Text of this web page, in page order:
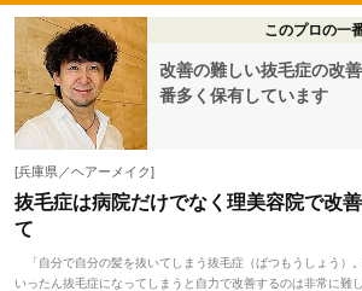
このプロの一
改善の難しい抜毛症の改
番多く保有しています
[兵庫県／ヘアーメイク]
抜毛症は病院だけでなく理美容院で改
て
「自分で自分の髪を抜いてしまう抜毛症（ばつもうしょう）
いったん抜毛症になってしまうと自力で改善するのは非常に難